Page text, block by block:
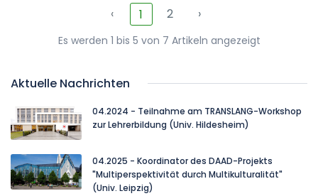
‹ 1 2 ›
Es werden 1 bis 5 von 7 Artikeln angezeigt
Aktuelle Nachrichten
04.2024 - Teilnahme am TRANSLANG-Workshop
zur Lehrerbildung (Univ. Hildesheim)
04.2025 - Koordinator des DAAD-Projekts
"Multiperspektivität durch Multikulturalität"
(Univ. Leipzig)